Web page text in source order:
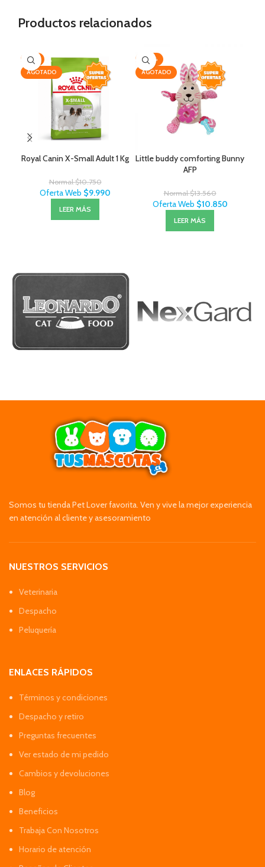
Productos relacionados
-7%
AGOTADO
Royal Canin X-Small Adult 1 Kg
Normal$10.750
Oferta Web $9.990
LEER MÁS
-20%
AGOTADO
Little buddy comforting Bunny
AFP
Normal$13.560
Oferta Web $10.850
LEER MÁS
Somos tu tienda Pet Lover favorita. Ven y vive la mejor experiencia
en atención al cliente y asesoramiento
NUESTROS SERVICIOS
Veterinaria
Despacho
Peluquería
ENLACES RÁPIDOS
Términos y condiciones
Despacho y retiro
Preguntas frecuentes
Ver estado de mi pedido
Cambios y devoluciones
Blog
Beneficios
Trabaja Con Nosotros
Horario de atención